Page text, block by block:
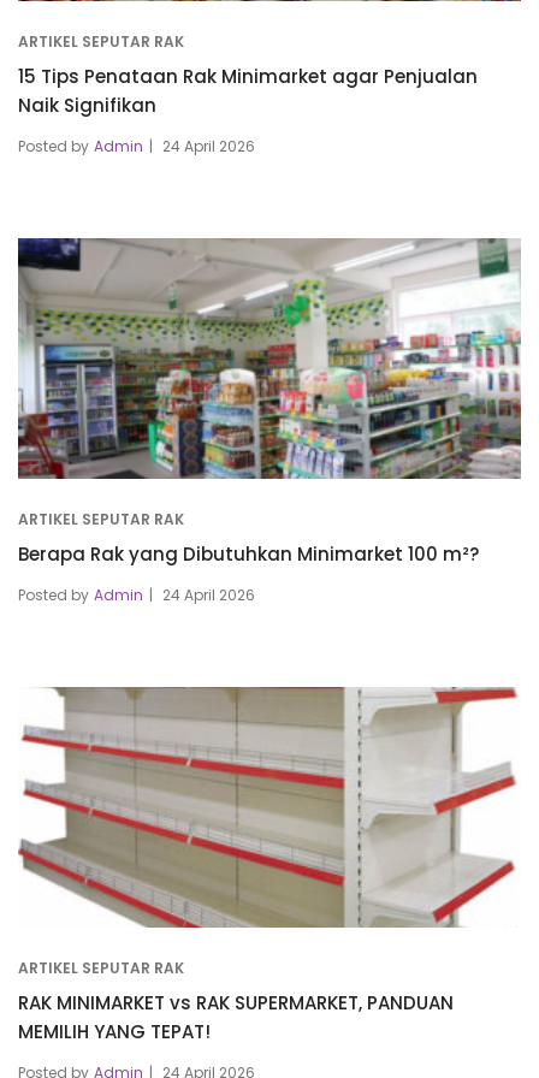
ARTIKEL SEPUTAR RAK
15 Tips Penataan Rak Minimarket agar Penjualan
Naik Signifikan
Posted by Admin 24 April 2026
ARTIKEL SEPUTAR RAK
Berapa Rak yang Dibutuhkan Minimarket 100 m²?
Posted by Admin 24 April 2026
ARTIKEL SEPUTAR RAK
RAK MINIMARKET vs RAK SUPERMARKET, PANDUAN
MEMILIH YANG TEPAT!
Posted by Admin 24 April 2026